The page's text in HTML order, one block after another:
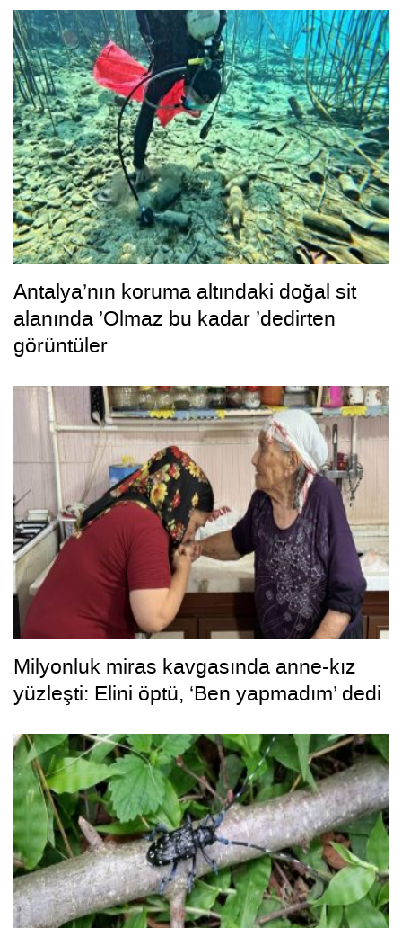
Antalya’nın koruma altındaki doğal sit
alanında ’Olmaz bu kadar ’dedirten
görüntüler
Milyonluk miras kavgasında anne-kız
yüzleşti: Elini öptü, ‘Ben yapmadım’ dedi